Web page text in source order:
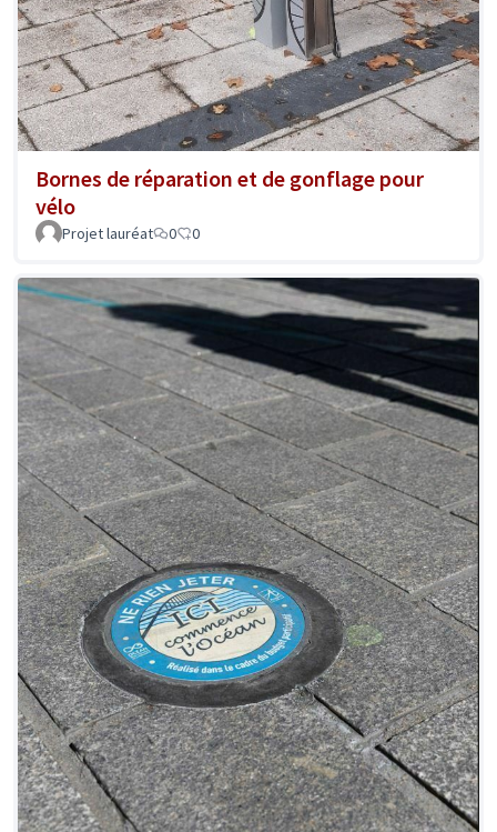
Bornes de réparation et de gonflage pour
vélo
Projet lauréat 0 0